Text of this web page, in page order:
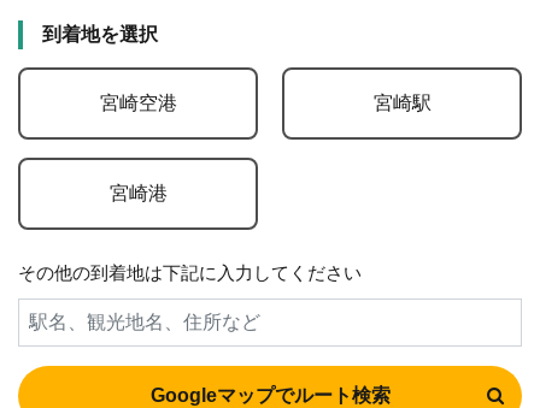
到着地を選択
宮崎空港 宮崎駅
宮崎港
その他の到着地は下記に入力してください
Googleマップでルート検索